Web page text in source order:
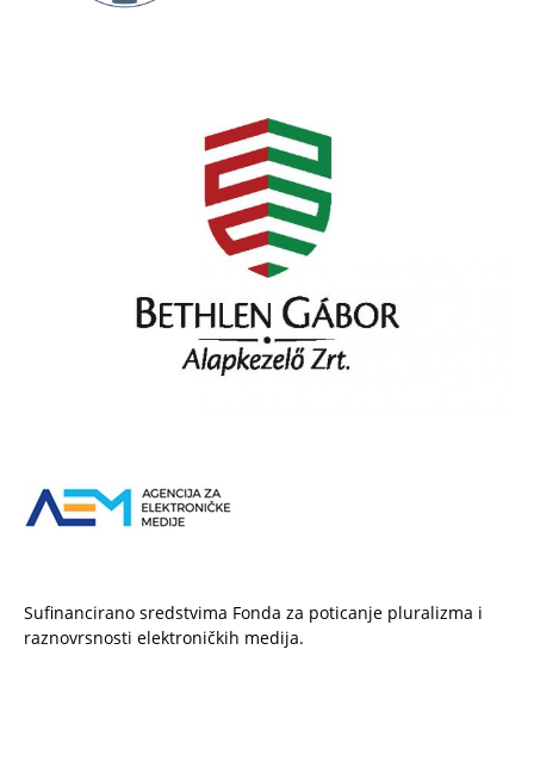
Sufinancirano sredstvima Fonda za poticanje pluralizma i
raznovrsnosti elektroničkih medija.